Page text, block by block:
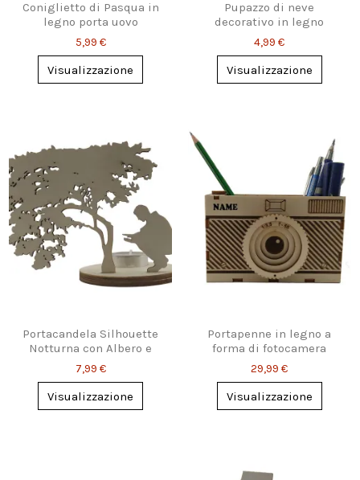
Coniglietto di Pasqua in
legno porta uovo
5,99 €
Visualizzazione
Pupazzo di neve
decorativo in legno
4,99 €
Visualizzazione
Portacandela Silhouette
Notturna con Albero e
Uomo
7,99 €
Visualizzazione
Portapenne in legno a
forma di fotocamera
vintage
29,99 €
Visualizzazione